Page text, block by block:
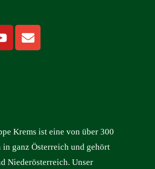
Krems ist eine von über 300
ganz Österreich und gehört
Niederösterreich. Unser